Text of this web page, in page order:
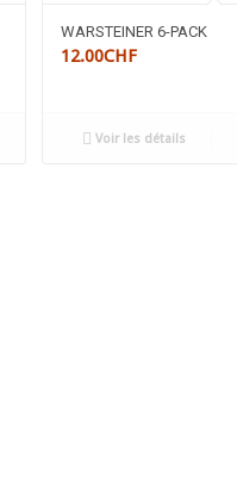
WARSTEINER 6-PACK
12.00CHF
Voir les détails